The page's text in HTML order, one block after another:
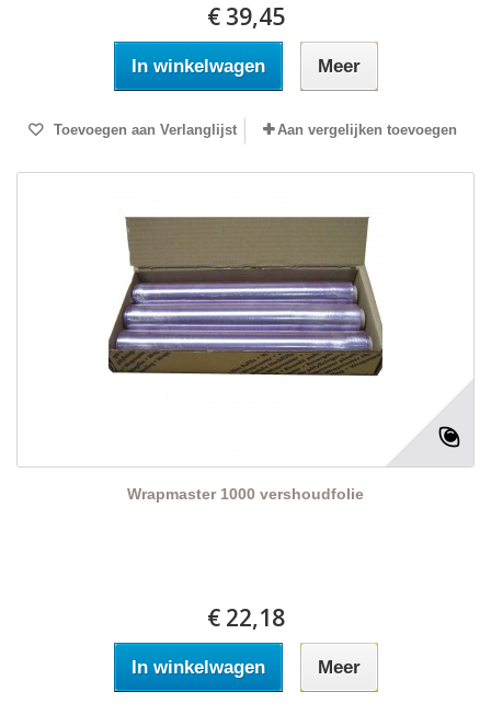
€ 39,45
In winkelwagen Meer
Toevoegen aan Verlanglijst Aan vergelijken toevoegen
Wrapmaster 1000 vershoudfolie
€ 22,18
In winkelwagen Meer